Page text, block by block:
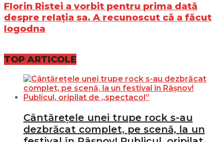
Florin Ristei a vorbit pentru prima dată
despre relația sa. A recunoscut că a făcut
logodna
TOP ARTICOLE
Cântărețele unei trupe rock s-au
dezbrăcat complet, pe scenă, la un